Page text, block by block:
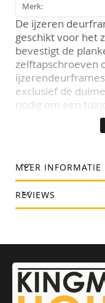
Merk:
De ijzeren
geschikt voor het
bevestigt de
zelftapschroeven
exclusief de
nodig om een
eenvoudig
MEER INFORMATIE
REVIEWS